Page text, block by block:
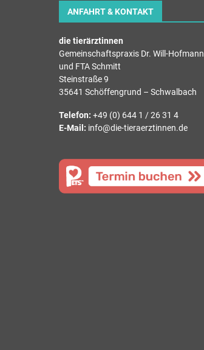
ANFAHRT & KONTAKT
die tierärztinnen
Gemeinschaftspraxis Dr. Will-Hofmann
und FTA Schmitt
Steinstraße 9
35641 Schöffengrund – Schwalbach
Telefon: +49 (0) 644 1 / 26 31 4
E-Mail: info@die-tieraerztinnen.de